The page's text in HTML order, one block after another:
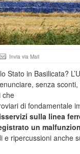
Invia via Mail
Stato in Basilicata?
senza
che
di fondamentale
sulla linea
un
e ripercussioni anche